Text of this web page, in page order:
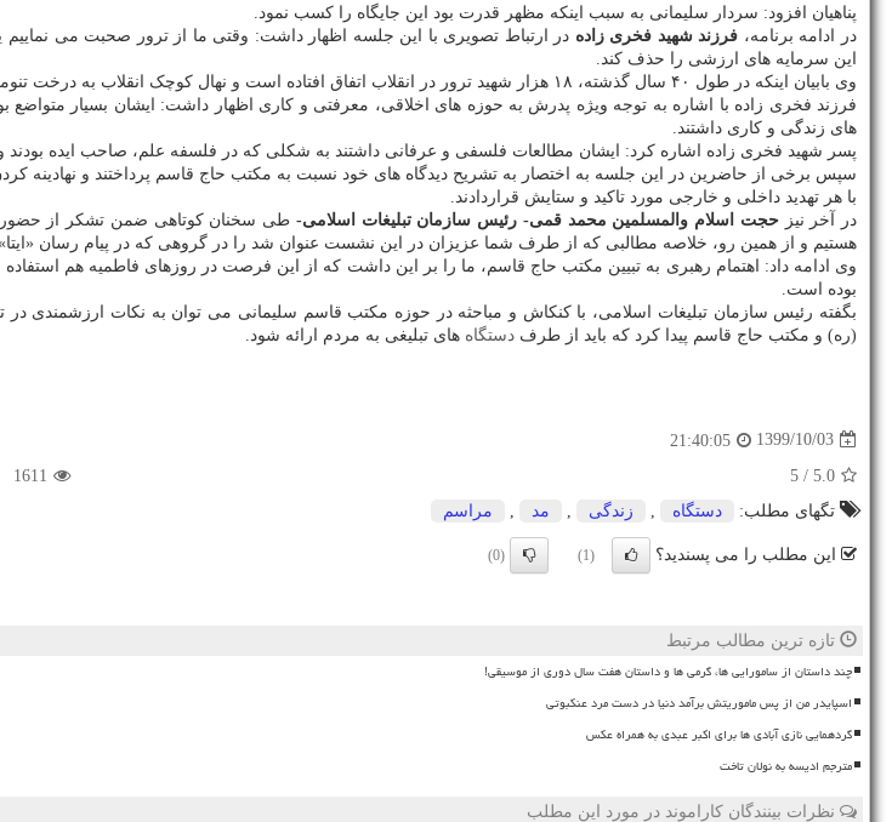
پناهیان افزود: سردار سلیمانی به سبب اینکه مظهر قدرت بود این جایگاه را کسب نمود.
در ادامه برنامه، فرزند شهید فخری زاده در ارتباط تصویری با این جلسه اظهار داشت: وقتی ما از ترور صحبت می
این سرمایه های ارزشی را حذف کند.
وی بابیان اینکه در طول ۴۰ سال گذشته، ۱۸ هزار شهید ترور در انقلاب اتفاق افتاده است و نهال کوچک انقلاب به درخت تنومندی تبدیل گشته است افزود: دلیل این تنومندی پرداختن درست به اندیشه مکتب شهدا بوده است.
فرزند فخری زاده با اشاره به توجه ویژه پدرش به حوزه های اخلاقی، معرفتی و کاری اظهار داشت: ایشان بسیار متواضع
های زندگی و کاری داشتند.
پسر شهید فخری زاده اشاره کرد: ایشان مطالعات فلسفی و عرفانی داشتند به شکلی که در فلسفه علم، صاحب ایده
سپس برخی از حاضرین در این جلسه به اختصار به تشریح دیدگاه های خود نسبت به مکتب حاج قاسم پرداختند و نهادینه
با هر تهدید داخلی و خارجی مورد تاکید و ستایش قراردادند.
در آخر نیزحجت اسلام والمسلمین محمد قمی- رئیس سازمان تبلیغات اسلامی- طی سخنان کوتاهی ضمن تشکر از حضور
هستیم و از همین رو، خلاصه مطالبی که از طرف شما عزیزان در این نشست عنوان شد را در گروهی که در پیام رسان
وی ادامه داد: اهتمام رهبری به تبیین مکتب حاج قاسم، ما را بر این داشت که از این فرصت در روزهای فاطمیه هم
بوده است.
بگفته رئیس سازمان تبلیغات اسلامی، با کنکاش و مباحثه در حوزه مکتب قاسم سلیمانی می توان به نکات
(ره) و مکتب حاج قاسم پیدا کرد که باید از طرف دستگاه های تبلیغی به مردم ارائه شود.
1399/10/03
21:40:05
5.0
/ 5
1611
تگهای مطلب:
دستگاه زندگی مد مراسم
این مطلب را می پسندید؟ (1)
(0)
تازه ترین مطالب مرتبط
چند داستان از سامورایی ها، گرمی ها و داستان هفت سال دوری از موسیقی!
اسپایدر من از پس ماموریتش برآمد دنیا در دست مرد عنکبوتی
گردهمایی نازی آبادی ها برای اکبر عبدی به همراه عکس
مترجم ادیسه به نولان تاخت
نظرات بینندگان کاراموند در مورد این مطلب